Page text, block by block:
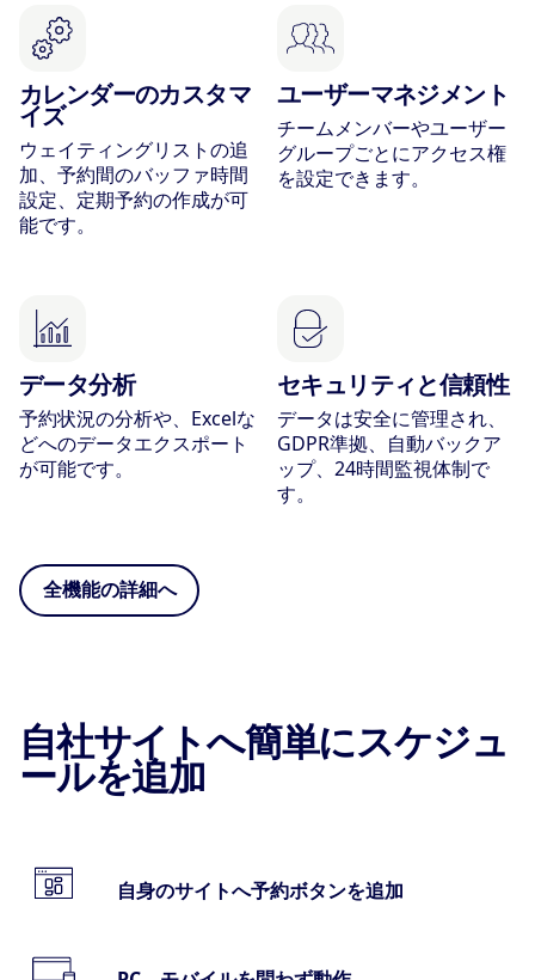
カレンダーのカスタマ
イズ
ウェイティングリストの追
加、予約間のバッファ時間
設定、定期予約の作成が可
能です。
ユーザーマネジメント
チームメンバーやユーザー
グループごとにアクセス権
を設定できます。
データ分析
予約状況の分析や、Excelな
どへのデータエクスポート
が可能です。
セキュリティと信頼性
データは安全に管理され、
GDPR準拠、自動バックア
ップ、24時間監視体制で
す。
全機能の詳細へ
自社サイトへ簡単にスケジュ
ールを追加
自身のサイトへ予約ボタンを追加